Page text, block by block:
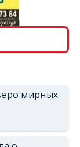
мирных